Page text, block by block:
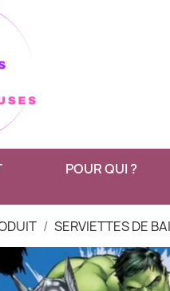
POUR QUI ?
SERVIETTES DE